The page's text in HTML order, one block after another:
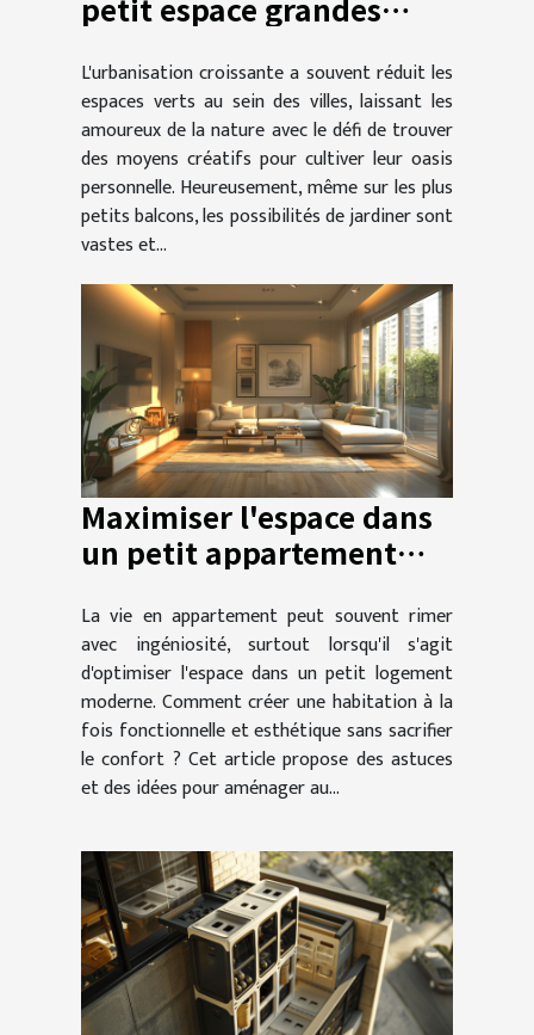
petit espace grandes
en ville
L'urbanisation croissante a souvent réduit les
espaces verts au sein des villes, laissant les
amoureux de la nature avec le défi de trouver
des moyens créatifs pour cultiver leur oasis
personnelle. Heureusement, même sur les plus
petits balcons, les possibilités de jardiner sont
vastes et...
Maximiser l'espace dans
un petit appartement
La vie en appartement peut souvent rimer
avec ingéniosité, surtout lorsqu'il s'agit
d'optimiser l'espace dans un petit logement
moderne. Comment créer une habitation à la
fois fonctionnelle et esthétique sans sacrifier
le confort ? Cet article propose des astuces
et des idées pour aménager au...